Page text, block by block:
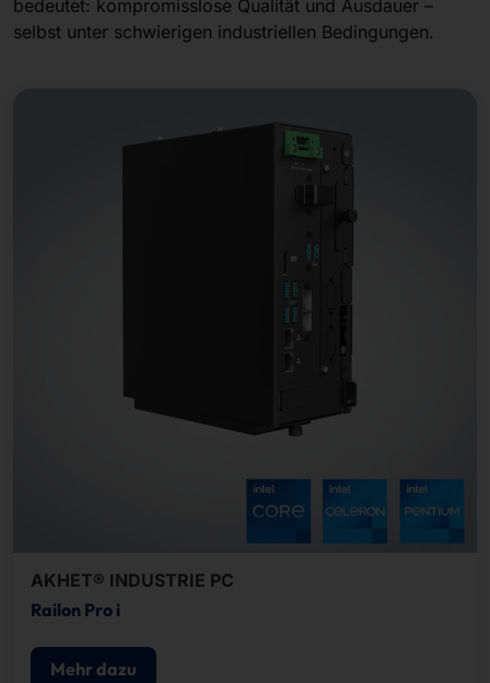
bedeutet: kompromisslose Qualität und Ausdauer –
selbst unter schwierigen industriellen Bedingungen.
AKHET® INDUSTRIE PC
Railon Pro i
Mehr dazu